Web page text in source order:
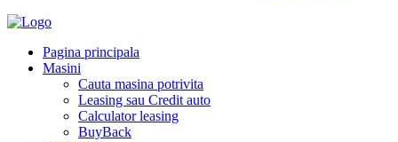
Pagina principala
Masini
Cauta masina potrivita
Leasing sau Credit auto
Calculator leasing
BuyBack